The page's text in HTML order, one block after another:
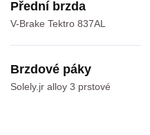
Přední brzda
V-Brake Tektro 837AL
Brzdové páky
Solely.jr alloy 3 prstové